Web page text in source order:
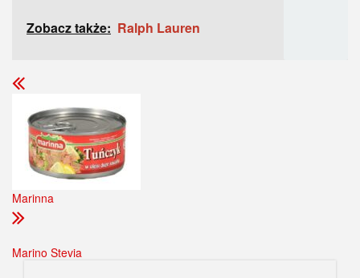
Zobacz także: Ralph Lauren
Marinna
Marino Stevia